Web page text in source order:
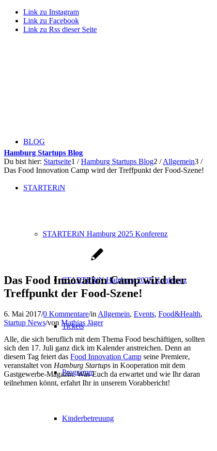
Link zu Instagram
Link zu Facebook
Link zu Rss dieser Seite
BLOG
STARTERiN
STARTERiN Hamburg 2025 Konferenz
STARTERiN Hamburg 2025 Konferenz
Tickets
Programm
Kinderbetreuung
Hamburg Startups Blog
Du bist hier: Startseite1 / Hamburg Startups Blog2 / Allgemein3 /
Das Food Innovation Camp wird der Treffpunkt der Food-Szene!
Das Food Innovation Camp wird der
Treffpunkt der Food-Szene!
6. Mai 2017/0 Kommentare/in Allgemein, Events, Food&Health,
Startup News/von Mathias Jäger
Alle, die sich beruflich mit dem Thema Food beschäftigen, sollten
sich den 17. Juli ganz dick im Kalender anstreichen. Denn an
diesem Tag feiert das Food Innovation Camp seine Premiere,
veranstaltet von Hamburg Startups in Kooperation mit dem
Gastgewerbe-Magazin. Was Euch da erwartet und wie Ihr daran
teilnehmen könnt, erfahrt Ihr in unserem Vorabbericht!